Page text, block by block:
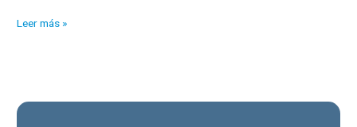
¿Conoce
soluciones?
Leer más »